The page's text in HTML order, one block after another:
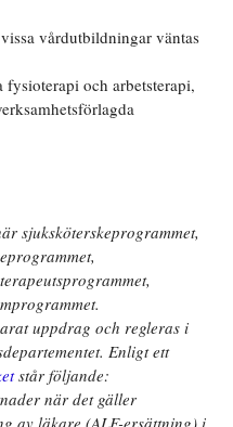
vårdutbildningar väntas
och arbetsterapi,
sjuksköterskeprogrammet,
uppdrag och regleras i
Enligt ett
står följande:
när det gäller